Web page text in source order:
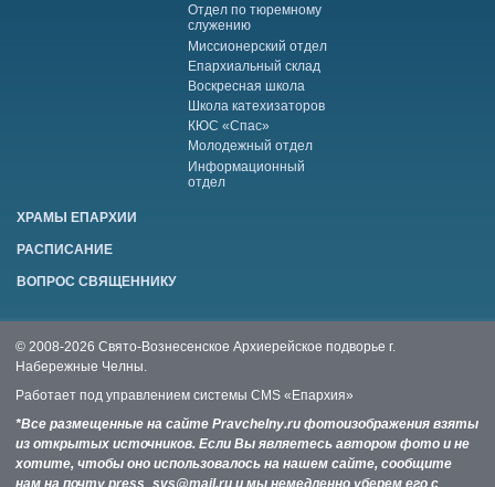
Отдел по тюремному
служению
Миссионерский отдел
Епархиальный склад
Воскресная школа
Школа катехизаторов
КЮС «Спас»
Молодежный отдел
Информационный
отдел
ХРАМЫ ЕПАРХИИ
РАСПИСАНИЕ
ВОПРОС СВЯЩЕННИКУ
© 2008-2026 Свято-Вознесенское Архиерейское подворье г.
Набережные Челны.
Работает под управлением системы CMS «Епархия»
*Все размещенные на сайте Pravchelny.ru фотоизображения взяты
из открытых источников. Если Вы являетесь автором фото и не
хотите, чтобы оно использовалось на нашем сайте, сообщите